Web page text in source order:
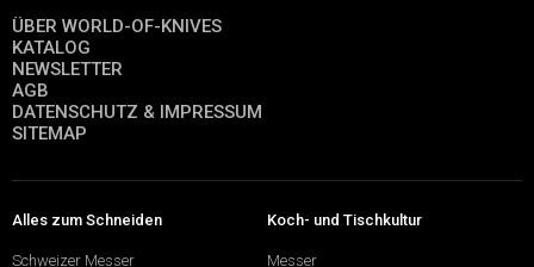
ÜBER WORLD-OF-KNIVES
KATALOG
NEWSLETTER
AGB
DATENSCHUTZ & IMPRESSUM
SITEMAP
Alles zum Schneiden
Schweizer Messer
Koch- und Tischkultur
Messer